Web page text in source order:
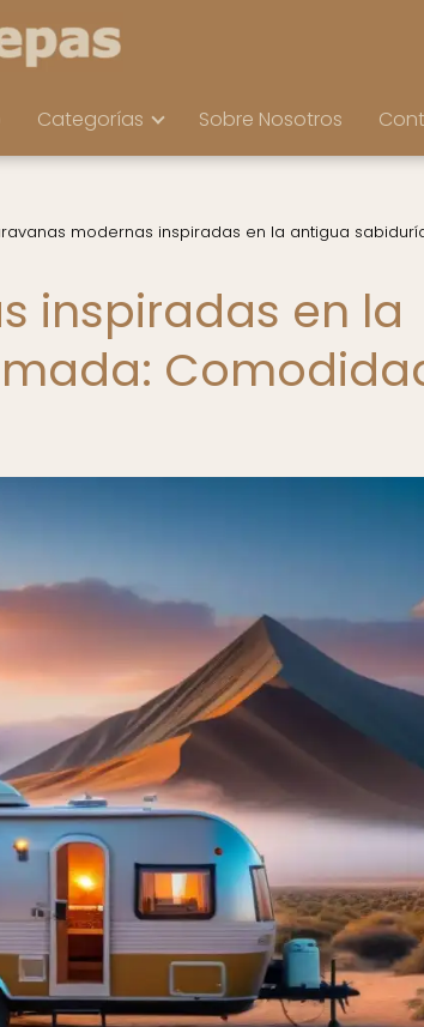
Categorías Sobre Nosotros
modernas inspiradas en la antigua
inspiradas en la